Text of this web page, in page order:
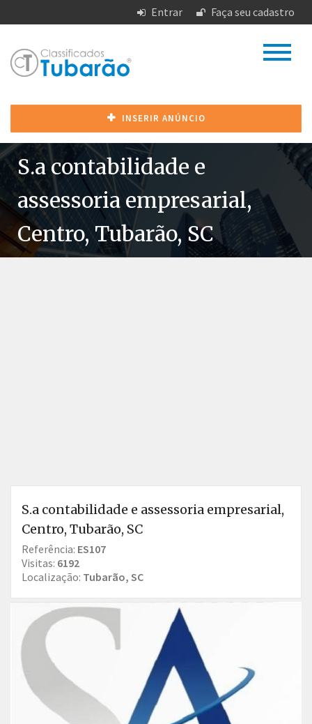
Entrar Faça seu cadastro
INSERIR ANÚNCIO
S.a contabilidade e
assessoria empresarial,
Centro, Tubarão, SC
S.a contabilidade e assessoria empresarial,
Centro, Tubarão, SC
Referência: ES107
Visitas: 6192
Localização: Tubarão, SC